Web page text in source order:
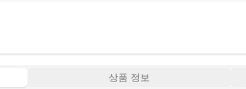
상품 정보